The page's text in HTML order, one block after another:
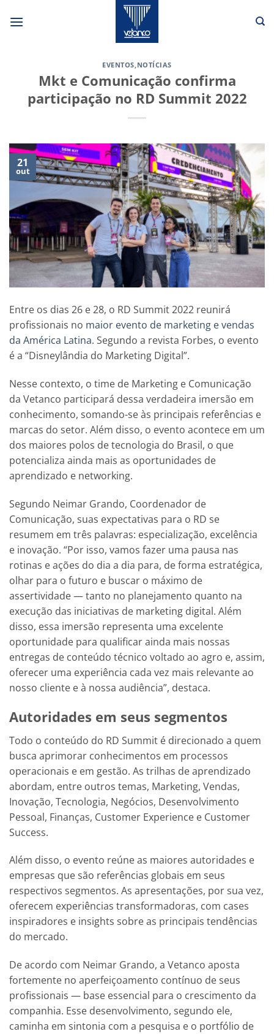
EVENTOS,NOTÍCIAS
Mkt e Comunicação confirma
participação no RD Summit 2022
21
out
Entre os dias 26 e 28, o RD Summit 2022 reunirá
profissionais no maior evento de marketing e vendas
da América Latina. Segundo a revista Forbes, o evento
é a “Disneylândia do Marketing Digital”.
Nesse contexto, o time de Marketing e Comunicação
da Vetanco participará dessa verdadeira imersão em
conhecimento, somando-se às principais referências e
marcas do setor. Além disso, o evento acontece em um
dos maiores polos de tecnologia do Brasil, o que
potencializa ainda mais as oportunidades de
aprendizado e networking.
Segundo Neimar Grando, Coordenador de
Comunicação, suas expectativas para o RD se
resumem em três palavras: especialização, excelência
e inovação. “Por isso, vamos fazer uma pausa nas
rotinas e ações do dia a dia para, de forma estratégica,
olhar para o futuro e buscar o máximo de
assertividade — tanto no planejamento quanto na
execução das iniciativas de marketing digital. Além
disso, essa imersão representa uma excelente
oportunidade para qualificar ainda mais nossas
entregas de conteúdo técnico voltado ao agro e, assim,
oferecer uma experiência cada vez mais relevante ao
nosso cliente e à nossa audiência”, destaca.
Autoridades em seus segmentos
Todo o conteúdo do RD Summit é direcionado a quem
busca aprimorar conhecimentos em processos
operacionais e em gestão. As trilhas de aprendizado
abordam, entre outros temas, Marketing, Vendas,
Inovação, Tecnologia, Negócios, Desenvolvimento
Pessoal, Finanças, Customer Experience e Customer
Success.
Além disso, o evento reúne as maiores autoridades e
empresas que são referências globais em seus
respectivos segmentos. As apresentações, por sua vez,
oferecem experiências transformadoras, com cases
inspiradores e insights sobre as principais tendências
do mercado.
De acordo com Neimar Grando, a Vetanco aposta
fortemente no aperfeiçoamento contínuo de seus
profissionais — base essencial para o crescimento da
companhia. Esse desenvolvimento, segundo ele,
caminha em sintonia com a pesquisa e o portfólio de